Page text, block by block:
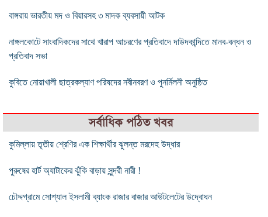
বাঙ্গরায় ভারতীয় মদ ও বিয়ারসহ ৩ মাদক ব্যবসায়ী আটক
নাঙ্গলকোটে সাংবাদিকদের সাথে খারাপ আচরণের প্রতিবাদে দাউদকান্দিতে মানব-বন্ধন ও
প্রতিবাদ সভা
কুবিতে নোয়াখালী ছাত্রকল্যাণ পরিষদের নবীনবরণ ও পুনর্মিলনী অনুষ্ঠিত
সর্বাধিক পঠিত খবর
কুমিল্লায় তৃতীয় শ্রেণির এক শিক্ষার্থীর ঝুলন্ত মরদেহ উদ্ধার
পুরুষের হার্ট অ্যাটাকের ঝুঁকি বাড়ায় সুন্দরী নারী !
চৌদ্দগ্রামে সোশ্যাল ইসলামী ব্যাংক রাজার বাজার আউটলেটের উদ্বোধন